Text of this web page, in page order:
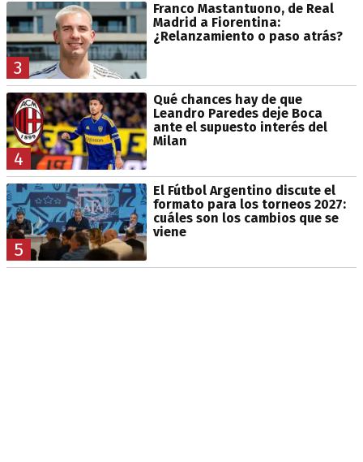
3
Franco Mastantuono, de Real
Madrid a Fiorentina:
¿Relanzamiento o paso atrás?
4
Qué chances hay de que
Leandro Paredes deje Boca
ante el supuesto interés del
Milan
5
El Fútbol Argentino discute el
formato para los torneos 2027:
cuáles son los cambios que se
viene